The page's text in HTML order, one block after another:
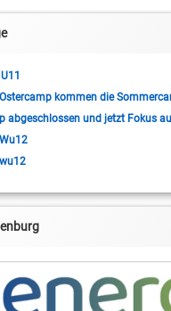
kommen die
abgeschlossen und jetzt Fokus